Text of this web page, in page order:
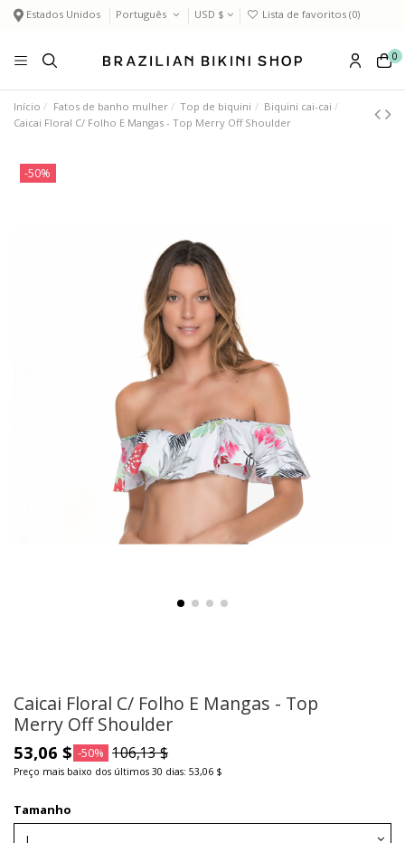
Estados Unidos Português USD $ Lista de favoritos (0)
0
Início Fatos de banho mulher Top de biquini
Biquini cai-cai
Caicai Floral C/ Folho E Mangas - Top Merry Off Shoulder
-50%
Caicai Floral C/ Folho E Mangas - Top
Merry Off Shoulder
53,06 $ -50% 106,13 $
Preço mais baixo dos últimos 30 dias: 53,06 $
Tamanho